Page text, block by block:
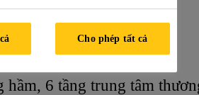
6 tầng trung tâm
Cho phép tất cả